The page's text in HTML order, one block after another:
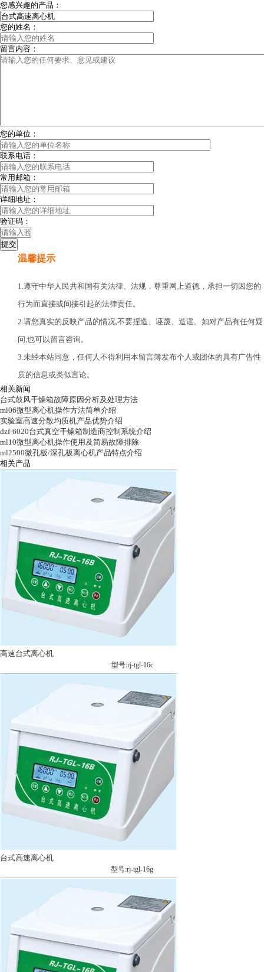
您感兴趣的产品：
您的姓名：
留言内容：
您的单位：
联系电话：
常用邮箱：
详细地址：
验证码：
温馨提示
1.遵守中华人民共和国有关法律、法规，尊重网上道德，承担一切因您的
行为而直接或间接引起的法律责任。
2.请您真实的反映产品的情况,不要捏造、诬蔑、造谣。如对产品有任何疑
问,也可以留言咨询。
3.未经本站同意，任何人不得利用本留言簿发布个人或团体的具有广告性
质的信息或类似言论。
相关新闻
台式鼓风干燥箱故障原因分析及处理方法
ml06微型离心机操作方法简单介绍
实验室高速分散均质机产品优势介绍
dzf-6020台式真空干燥箱制造商控制系统介绍
ml10微型离心机操作使用及简易故障排除
ml2500微孔板/深孔板离心机产品特点介绍
相关产品
高速台式离心机
型号:rj-tgl-16c
台式高速离心机
型号:rj-tgl-16g